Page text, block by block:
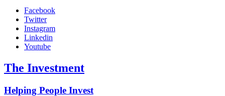
Facebook
Twitter
Instagram
Linkedin
Youtube
The Investment
Helping People Invest